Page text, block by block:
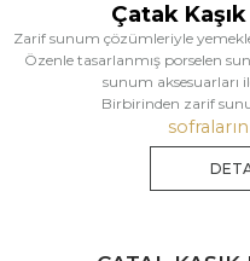
Çatak
Zarif sunum çözümleriyle
Özenle tasarlanmış porselen
sunum aksesuarları
Birbirinden zarif